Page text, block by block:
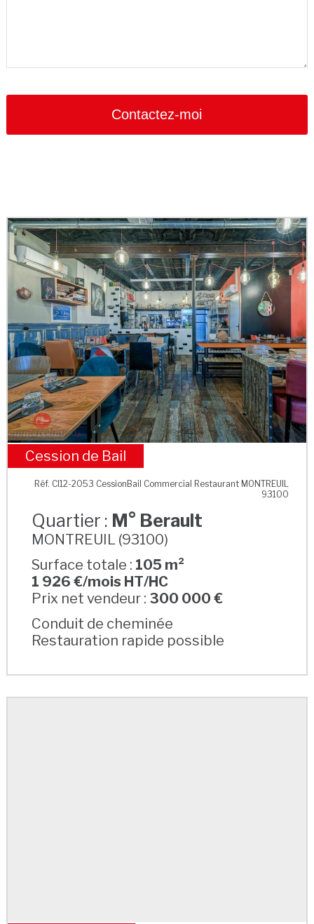
Contactez-moi
M° Berault
Cession de Bail
Réf. CI12-2053 CessionBail Commercial Restaurant MONTREUIL
93100
Quartier : M° Berault
MONTREUIL (93100)
Surface totale : 105 m²
1 926 €/mois HT/HC
Prix net vendeur : 300 000 €
Conduit de cheminée
Restauration rapide possible